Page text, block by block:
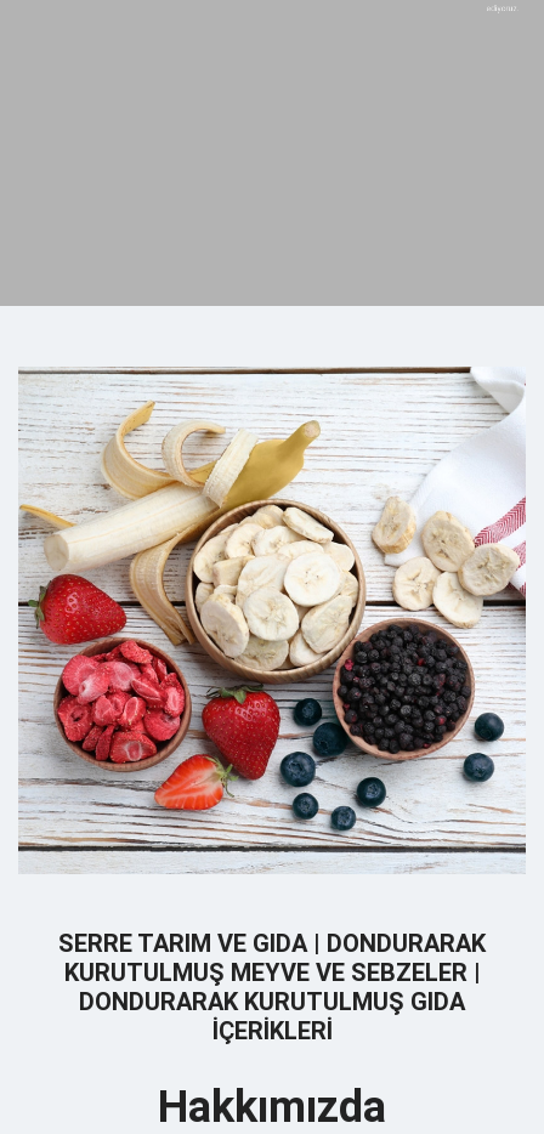
sözleşmeli üretim modelimiz aracılığıyla organize
SERRE TARIM VE GIDA | DONDURARAK
KURUTULMUŞ MEYVE VE SEBZELER |
DONDURARAK KURUTULMUŞ GIDA
İÇERIKLERI
Hakkımızda